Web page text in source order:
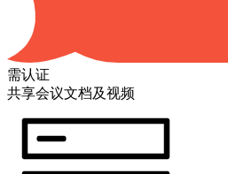
需认证
共享会议文档及视频